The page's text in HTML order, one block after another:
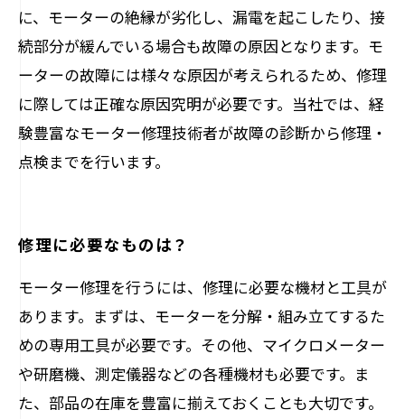
に、モーターの絶縁が劣化し、漏電を起こしたり、接
続部分が緩んでいる場合も故障の原因となります。モ
ーターの故障には様々な原因が考えられるため、修理
に際しては正確な原因究明が必要です。当社では、経
験豊富なモーター修理技術者が故障の診断から修理・
点検までを行います。
修理に必要なものは？
モーター修理を行うには、修理に必要な機材と工具が
あります。まずは、モーターを分解・組み立てするた
めの専用工具が必要です。その他、マイクロメーター
や研磨機、測定儀器などの各種機材も必要です。ま
た、部品の在庫を豊富に揃えておくことも大切です。